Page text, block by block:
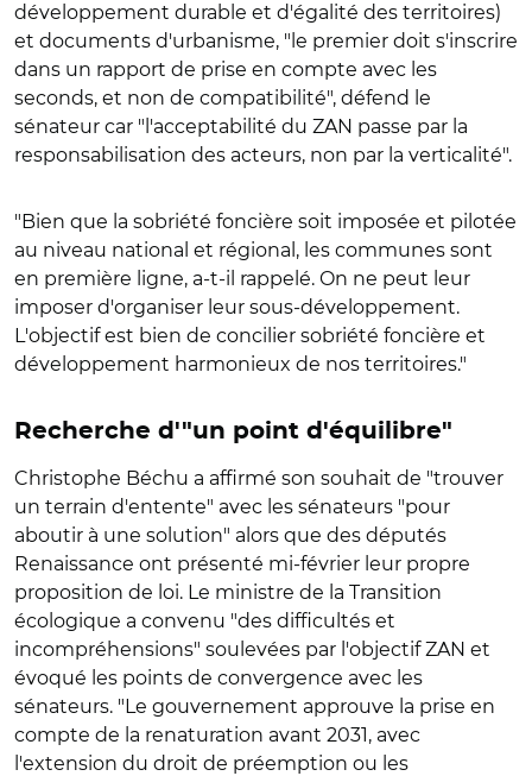
développement durable et d'égalité des territoires)
et documents d'urbanisme, "le premier doit s'inscrire
dans un rapport de prise en compte avec les
seconds, et non de compatibilité", défend le
sénateur car "l'acceptabilité du ZAN passe par la
responsabilisation des acteurs, non par la verticalité".
"Bien que la sobriété foncière soit imposée et pilotée
au niveau national et régional, les communes sont
en première ligne, a-t-il rappelé. On ne peut leur
imposer d'organiser leur sous-développement.
L'objectif est bien de concilier sobriété foncière et
développement harmonieux de nos territoires."
Recherche d'"un point d'équilibre"
Christophe Béchu a affirmé son souhait de "trouver
un terrain d'entente" avec les sénateurs "pour
aboutir à une solution" alors que des députés
Renaissance ont présenté mi-février leur propre
proposition de loi. Le ministre de la Transition
écologique a convenu "des difficultés et
incompréhensions" soulevées par l'objectif ZAN et
évoqué les points de convergence avec les
sénateurs. "Le gouvernement approuve la prise en
compte de la renaturation avant 2031, avec
l'extension du droit de préemption ou les